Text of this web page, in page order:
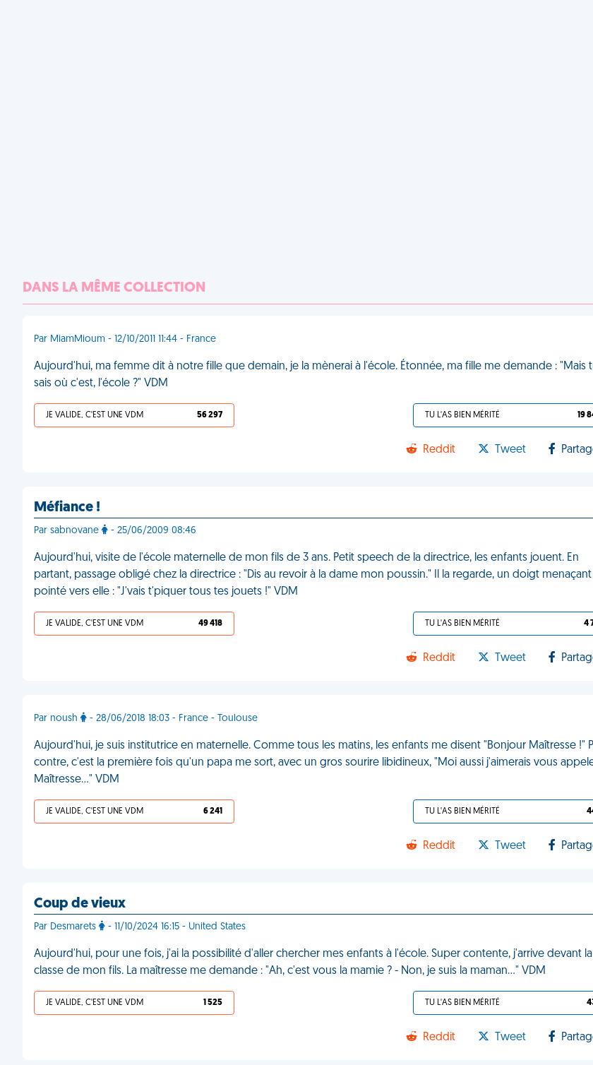
DANS LA MÊME COLLECTION
Par MiamMioum - 12/10/2011 11:44 - France
Aujourd'hui, ma femme dit à notre fille que demain, je la mènerai à l'école. Étonnée, ma fille me demande : "Mais
sais où c'est, l'école ?" VDM
JE VALIDE, C'EST UNE VDM 56 297 TU L'AS BIEN MÉRITÉ 19
Reddit Tweet
Méfiance !
Par sabnovane - 25/06/2009 08:46
Aujourd'hui, visite de l'école maternelle de mon fils de 3 ans. Petit speech de la directrice, les enfants jouent. En
partant, passage obligé chez la directrice : "Dis au revoir à la dame mon poussin." Il la regarde, un doigt menaçant
pointé vers elle : "J'vais t'piquer tous tes jouets !" VDM
JE VALIDE, C'EST UNE VDM 49 418 TU L'AS BIEN MÉRITÉ 4
Reddit Tweet
Par noush - 28/06/2018 18:03 - France - Toulouse
Aujourd'hui, je suis institutrice en maternelle. Comme tous les matins, les enfants me disent "Bonjour Maîtresse !"
contre, c'est la première fois qu'un papa me sort, avec un gros sourire libidineux, "Moi aussi j'aimerais vous
Maîtresse…" VDM
JE VALIDE, C'EST UNE VDM 6 241 TU L'AS BIEN MÉRITÉ
Reddit Tweet
Coup de vieux
Par Desmarets - 11/10/2024 16:15 - United States
Aujourd'hui, pour une fois, j'ai la possibilité d'aller chercher mes enfants à l'école. Super contente, j'arrive devant la
classe de mon fils. La maîtresse me demande : "Ah, c'est vous la mamie ? - Non, je suis la maman…" VDM
JE VALIDE, C'EST UNE VDM 1 525 TU L'AS BIEN MÉRITÉ
Reddit Tweet